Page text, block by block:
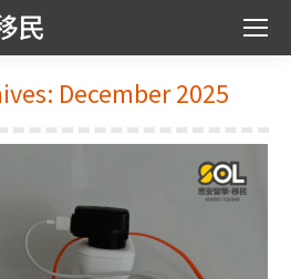
December 2025